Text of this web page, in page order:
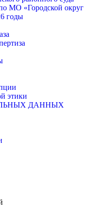
МО «Городской округ
годы
этики
ДАННЫХ